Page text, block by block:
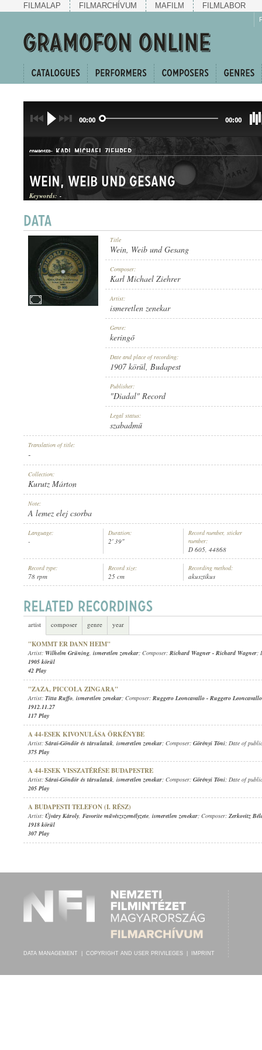
FILMALAP FILMARCHÍVUM MAFILM FILMLABOR
00:00 00:00
COMPOSER: KARL MICHAEL ZIEHRER
KERINGŐ
"DIADAL" RECORD
RECORD NUMBER:
Wein, Weib und Gesang
Keywords: -
Title
Wein, Weib und Gesang
Composer:
Karl Michael Ziehrer
Artist:
ismeretlen zenekar
Genre:
keringő
Date and place of recording:
1907 körül, Budapest
Publisher:
"Diadal" Record
Legal status:
szabadmű
Translation of title:
-
Collection:
Kurutz Márton
Note:
A lemez elej csorba
Language:
-
Duration:
2' 39"
Record number, sticker
number:
D 605, 44868
Record type:
78 rpm
Record size:
25 cm
Recording method:
akusztikus
artist composer genre year
"KOMMT ER DANN HEIM"
Artist: Wilhelm Grüning, ismeretlen zenekar; Composer: Richard Wagner - Richard Wagner;
1905 körül
42 Play
"ZAZA, PICCOLA ZINGARA"
Artist: Titta Ruffo, ismeretlen zenekar; Composer: Ruggero Leoncavallo - Ruggero Leoncavallo
1912.11.27
117 Play
A 44-ESEK KIVONULÁSA ÖRKÉNYBE
Artist: Sárai-Göndör és társulatuk, ismeretlen zenekar; Composer: Görényi Tóni; Date of
375 Play
A 44-ESEK VISSZATÉRÉSE BUDAPESTRE
Artist: Sárai-Göndör és társulatuk, ismeretlen zenekar; Composer: Görényi Tóni; Date of
205 Play
A BUDAPESTI TELEFON (I. RÉSZ)
Artist: Újváry Károly, Favorite művészszemélyzete, ismeretlen zenekar; Composer: Zerkovitz
1918 körül
307 Play
DATA MANAGEMENT COPYRIGHT AND USER PRIVILEGES IMPRINT